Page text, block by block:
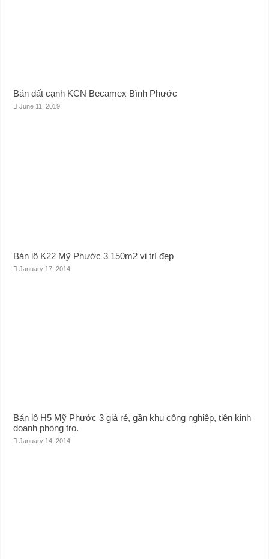
Bán đất cạnh KCN Becamex Bình Phước
June 11, 2019
Bán lô K22 Mỹ Phước 3 150m2 vị trí đẹp
January 17, 2014
Bán lô H5 Mỹ Phước 3 giá rẻ, gần khu công nghiệp, tiện kinh
doanh phòng trọ.
January 14, 2014